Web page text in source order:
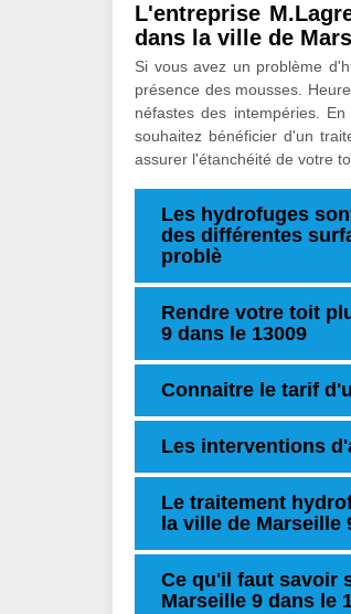
L'entreprise
dans la ville de
Si vous avez un problème
présence des mousses.
néfastes des intempéries.
souhaitez bénéficier d'un
assurer l'étanchéité de votre
Les hydrofuges
des différentes
problè
Rendre votre toit
9 dans le 13009
Connaitre le tarif
Les interventions
Le traitement
la ville de Marseille
Ce qu'il faut savoir
Marseille 9 dans le